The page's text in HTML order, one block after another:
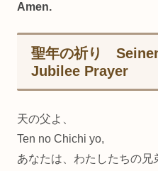
Amen.
聖年の祈り
Jubilee Prayer
天の父よ、
Ten no Chichi yo,
あなたは、わたしたちの